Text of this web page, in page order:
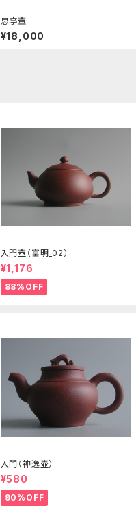
思亭壷
¥18,000
入門壺（富明_02）
¥1,176
88%OFF
入門（神逸壺）
¥580
90%OFF